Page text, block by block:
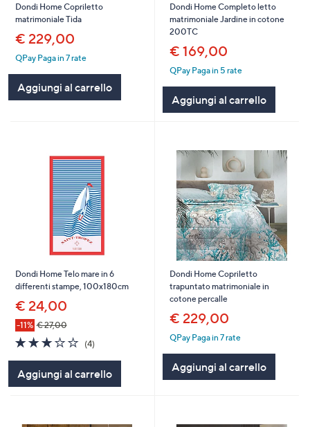
Dondi Home Copriletto
matrimoniale Tida
€ 229,00
QPay Paga in 7 rate
Aggiungi al carrello
Dondi Home Completo letto
matrimoniale Jardine in cotone
200TC
€ 169,00
QPay Paga in 5 rate
Aggiungi al carrello
Dondi Home Telo mare in 6
differenti stampe, 100x180cm
€ 24,00
-11% € 27,00
2.8
of
5
Stars
(4)
Aggiungi al carrello
Dondi Home Copriletto
trapuntato matrimoniale in
cotone percalle
€ 229,00
QPay Paga in 7 rate
Aggiungi al carrello